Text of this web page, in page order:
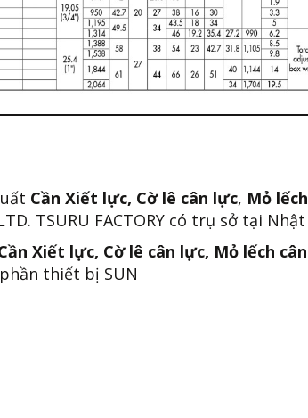
Cần Xiết lực, Cờ lê cân lực, Mỏ
TSURU FACTORY có trụ sở tại
Xiết lực, Cờ lê cân lực, Mỏ lếch
thiết bị SUN